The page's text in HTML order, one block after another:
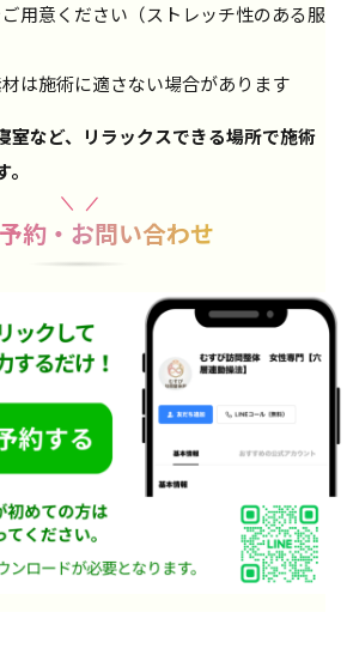
用意ください（ストレッチ性のある服
は施術に適さない場合があります
室など、リラックスできる場所で施術
約・お問い合わせ